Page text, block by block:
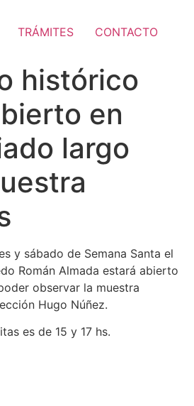
TRÁMITES CONTACTO
histórico
en
largo
y sábado de Semana Santa el
Román Almada estará abierto
observar la muestra
Hugo Núñez.
es de 15 y 17 hs.